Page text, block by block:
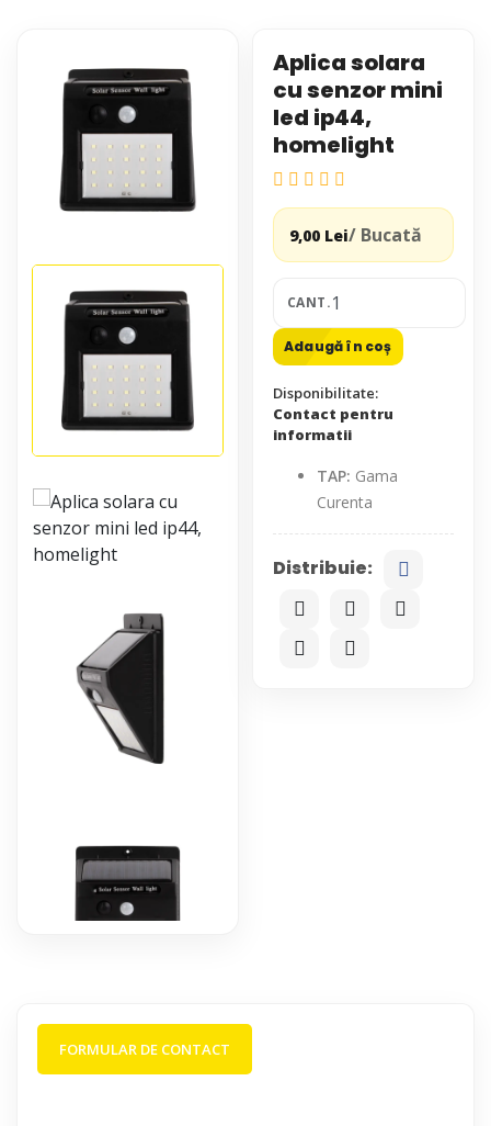
Aplica solara
cu senzor mini
led ip44,
homelight
9,00 Lei/ Bucată
CANT.
Adaugă în coș
Disponibilitate:
Contact pentru
informatii
TAP: Gama
Curenta
Distribuie:
FORMULAR DE CONTACT